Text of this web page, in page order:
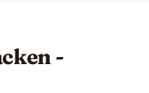
-